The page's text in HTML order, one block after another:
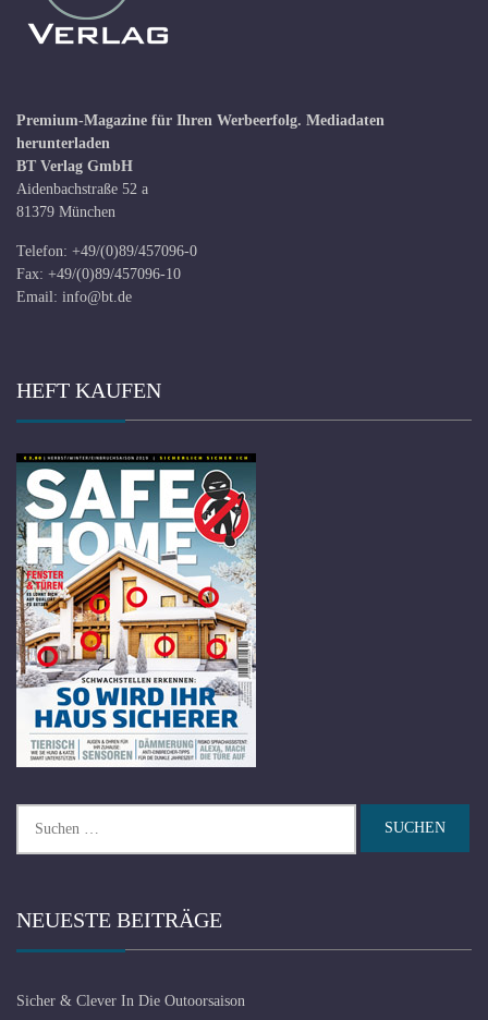
Premium-Magazine für Ihren Werbeerfolg. Mediadaten
herunterladen
BT Verlag GmbH
Aidenbachstraße 52 a
81379 München
Telefon: +49/(0)89/457096-0
Fax: +49/(0)89/457096-10
Email: info@bt.de
HEFT KAUFEN
nach:
NEUESTE BEITRÄGE
Sicher & Clever In Die Outoorsaison